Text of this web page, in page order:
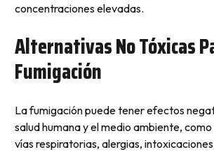
concentraciones elevadas.
Alternativas No Tóxicas
Fumigación
La fumigación puede tener efectos
salud humana y el medio ambiente,
vías respiratorias, alergias,